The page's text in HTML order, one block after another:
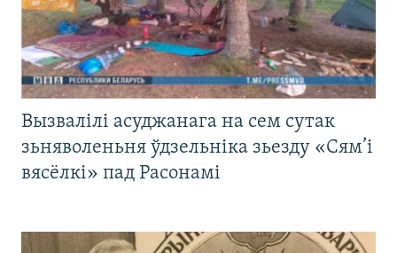
Вызвалілі асуджанага на сем сутак
зьняволеньня ўдзельніка зьезду «Сям’і
вясёлкі» пад Расонамі